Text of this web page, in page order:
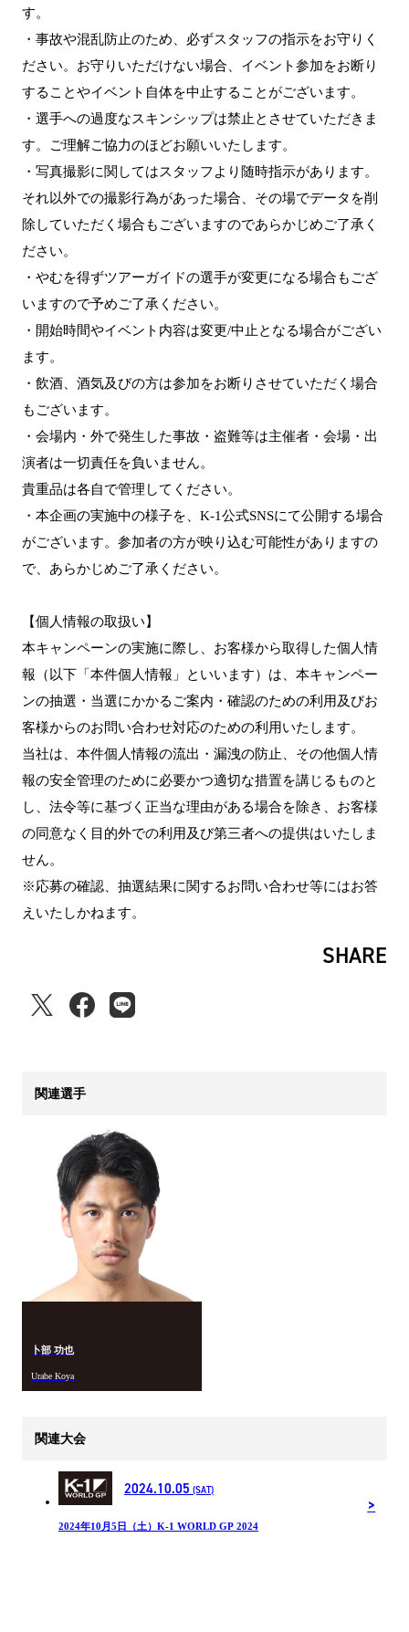
す。
・事故や混乱防止のため、必ずスタッフの指示をお守りく
ださい。お守りいただけない場合、イベント参加をお断り
することやイベント自体を中止することがございます。
・選手への過度なスキンシップは禁止とさせていただきま
す。ご理解ご協力のほどお願いいたします。
・写真撮影に関してはスタッフより随時指示があります。
それ以外での撮影行為があった場合、その場でデータを削
除していただく場合もございますのであらかじめご了承く
ださい。
・やむを得ずツアーガイドの選手が変更になる場合もござ
いますので予めご了承ください。
・開始時間やイベント内容は変更/中止となる場合がござい
ます。
・飲酒、酒気及びの方は参加をお断りさせていただく場合
もございます。
・会場内・外で発生した事故・盗難等は主催者・会場・出
演者は一切責任を負いません。
貴重品は各自で管理してください。
・本企画の実施中の様子を、K-1公式SNSにて公開する場合
がございます。参加者の方が映り込む可能性がありますの
で、あらかじめご了承ください。
【個人情報の取扱い】
本キャンペーンの実施に際し、お客様から取得した個人情
報（以下「本件個人情報」といいます）は、本キャンペー
ンの抽選・当選にかかるご案内・確認のための利用及びお
客様からのお問い合わせ対応のための利用いたします。
当社は、本件個人情報の流出・漏洩の防止、その他個人情
報の安全管理のために必要かつ適切な措置を講じるものと
し、法令等に基づく正当な理由がある場合を除き、お客様
の同意なく目的外での利用及び第三者への提供はいたしま
せん。
※応募の確認、抽選結果に関するお問い合わせ等にはお答
えいたしかねます。
SHARE
関連選手
卜部 功也
Urabe Koya
関連大会
2024.10.05 (SAT)
2024年10月5日（土）K-1 WORLD GP 2024